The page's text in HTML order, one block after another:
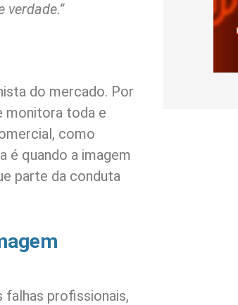
verdade.”
do mercado. Por
monitora toda e
como
é quando a imagem
parte da conduta
falhas profissionais,